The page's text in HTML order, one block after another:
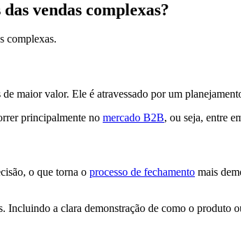
vendas complexas?
complexas.
maior valor. Ele é atravessado por um
principalmente no mercado B2B, ou seja, entre
o que torna o processo de fechamento mais
Incluindo a clara demonstração de como o